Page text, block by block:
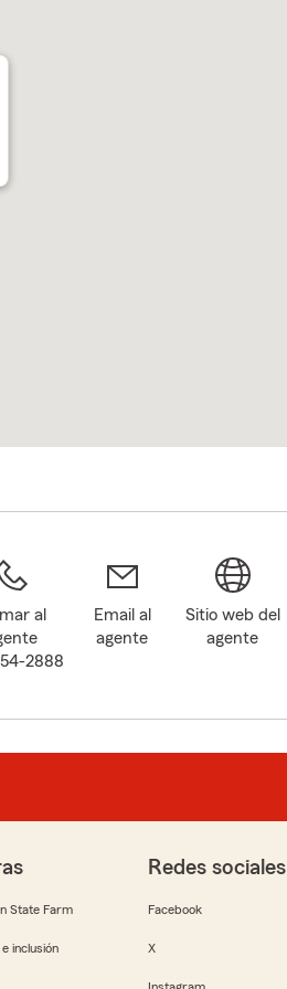
al
2888
Email al
agente
Sitio web del
agente
State Farm
inclusión
Redes sociales
Facebook
X